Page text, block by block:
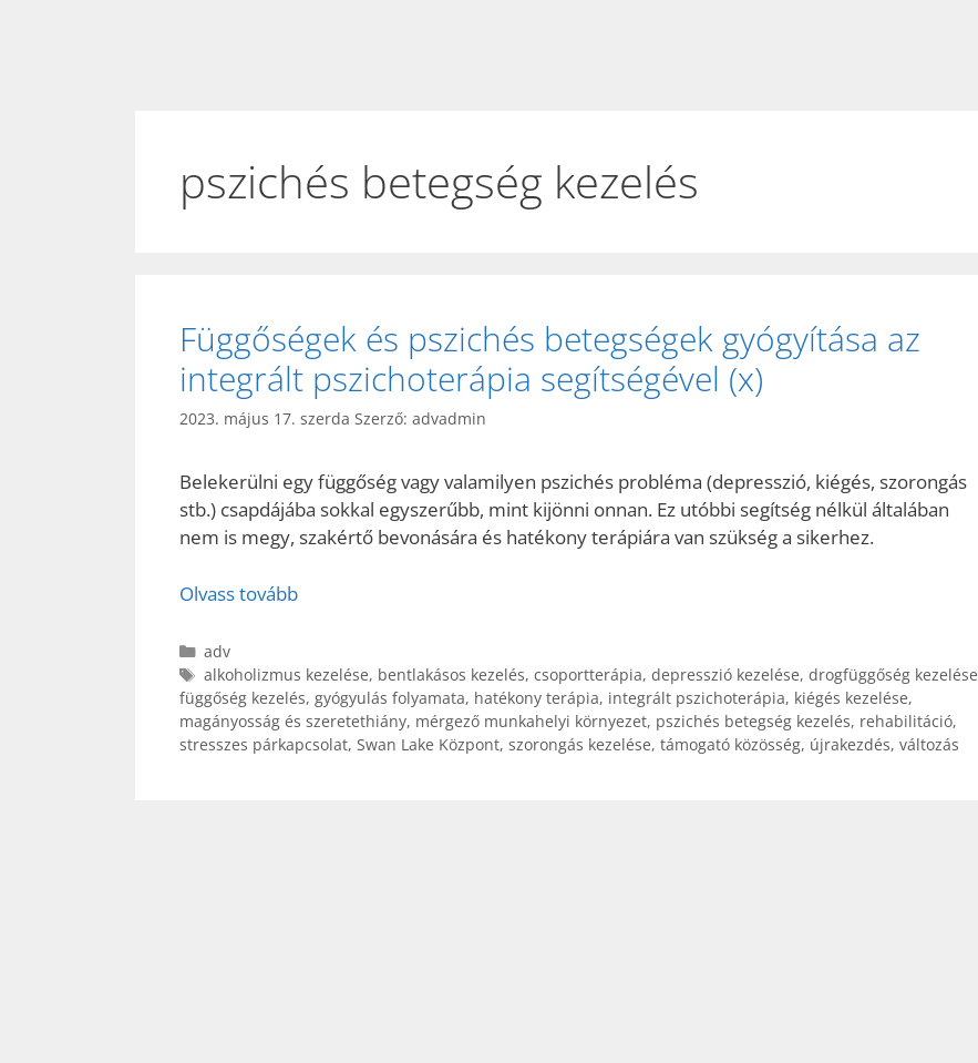
pszichés betegség kezelés
Függőségek és pszichés betegségek gyógyítása az
integrált pszichoterápia segítségével (x)
2023. május 17. szerda Szerző: advadmin
Belekerülni egy függőség vagy valamilyen pszichés probléma (depresszió, kiégés, szorongás
stb.) csapdájába sokkal egyszerűbb, mint kijönni onnan. Ez utóbbi segítség nélkül általában
nem is megy, szakértő bevonására és hatékony terápiára van szükség a sikerhez.
Olvass tovább
Kategória
adv
Címkék
alkoholizmus kezelése, bentlakásos kezelés, csoportterápia, depresszió kezelése, drogfüggőség kezelése
függőség kezelés, gyógyulás folyamata, hatékony terápia, integrált pszichoterápia, kiégés kezelése,
magányosság és szeretethiány, mérgező munkahelyi környezet, pszichés betegség kezelés, rehabilitáció,
stresszes párkapcsolat, Swan Lake Központ, szorongás kezelése, támogató közösség, újrakezdés, változás